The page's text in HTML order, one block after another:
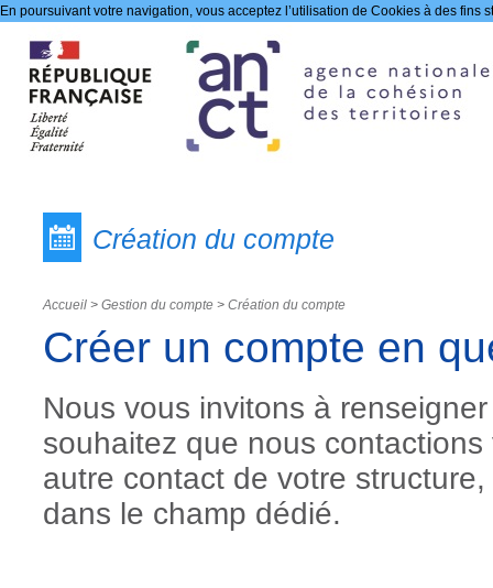
En poursuivant votre navigation, vous acceptez l’utilisation de Cookies à des fins
Création du compte
Accueil > Gestion du compte > Création du compte
Créer un compte en
Nous vous invitons à
souhaitez que nous
autre contact de votre
dans le champ dédié.